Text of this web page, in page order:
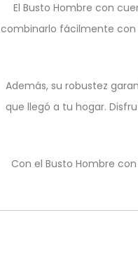
El Busto Hombre con
combinarlo fácilmente con
Además, su robustez
que llegó a tu hogar.
Con el Busto Hombre